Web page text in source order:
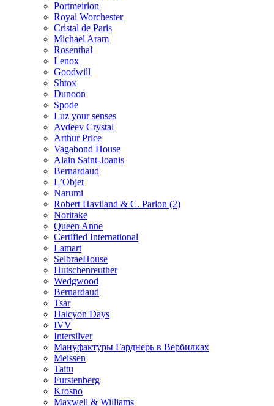
Portmeirion
Royal Worchester
Cristal de Paris
Michael Aram
Rosenthal
Lenox
Goodwill
Shtox
Dunoon
Spode
Luz your senses
Avdeev Crystal
Arthur Price
Vagabond House
Alain Saint-Joanis
Bernardaud
L’Objet
Narumi
Robert Haviland & C. Parlon (2)
Noritakе
Queen Anne
Certified International
Lamart
SelbraeHouse
Hutschenreuther
Wedgwood
Bernardaud
Tsar
Halcyon Days
IVV
Intersilver
Мануфактуры Гарднерь в Вербилках
Meissen
Taitu
Furstenberg
Krosno
Maxwell & Williams